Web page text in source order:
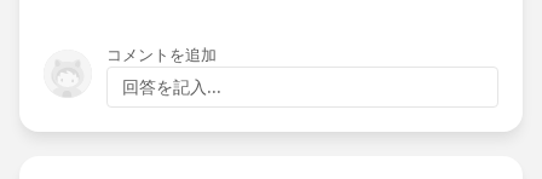
compared to typical competitor pages.
コメントを追加
回答を記入...